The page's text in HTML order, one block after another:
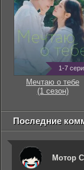
1-7
Мечтаю о тебе
(1 сезон)
Последние
Мотор